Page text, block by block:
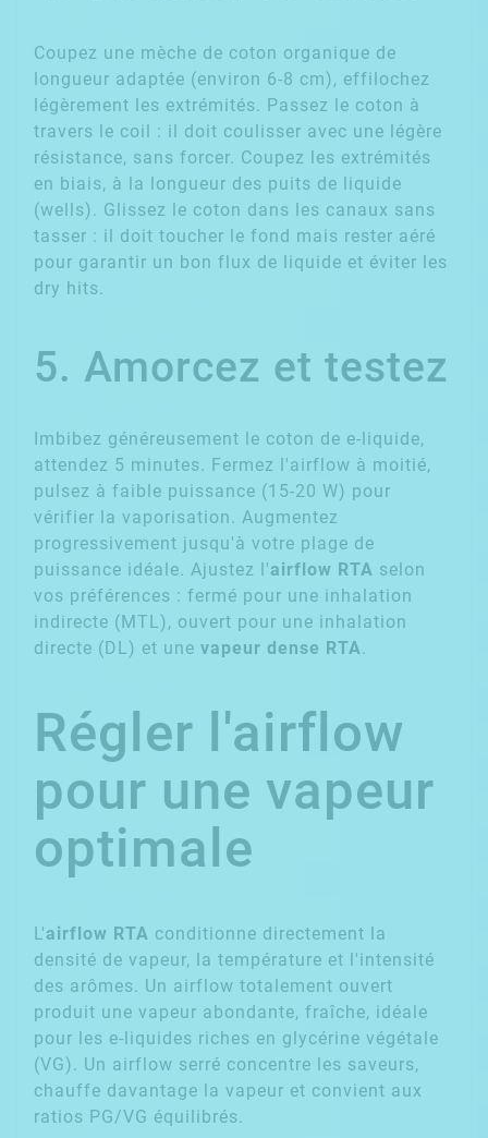
Coupez une mèche de coton organique de
longueur adaptée (environ 6-8 cm), effilochez
légèrement les extrémités. Passez le coton à
travers le coil : il doit coulisser avec une légère
résistance, sans forcer. Coupez les extrémités
en biais, à la longueur des puits de liquide
(wells). Glissez le coton dans les canaux sans
tasser : il doit toucher le fond mais rester aéré
pour garantir un bon flux de liquide et éviter les
dry hits.
5. Amorcez et testez
Imbibez généreusement le coton de e-liquide,
attendez 5 minutes. Fermez l'airflow à moitié,
pulsez à faible puissance (15-20 W) pour
vérifier la vaporisation. Augmentez
progressivement jusqu'à votre plage de
puissance idéale. Ajustez l'airflow RTA selon
vos préférences : fermé pour une inhalation
indirecte (MTL), ouvert pour une inhalation
directe (DL) et une vapeur dense RTA.
Régler l'airflow
pour une vapeur
optimale
L'airflow RTA conditionne directement la
densité de vapeur, la température et l'intensité
des arômes. Un airflow totalement ouvert
produit une vapeur abondante, fraîche, idéale
pour les e-liquides riches en glycérine végétale
(VG). Un airflow serré concentre les saveurs,
chauffe davantage la vapeur et convient aux
ratios PG/VG équilibrés.